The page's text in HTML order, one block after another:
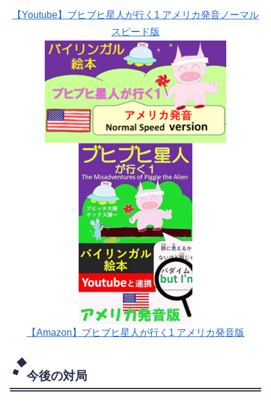
【Youtube】ブヒブヒ星人が行く1 アメリカ発音ノーマル
スピード版
【Amazon】ブヒブヒ星人が行く1 アメリカ発音版
今後の対局